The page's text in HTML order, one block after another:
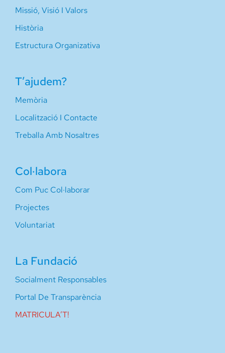
Missió, Visió I Valors
Història
Estructura Organizativa
T’ajudem?
Memòria
Localització I Contacte
Treballa Amb Nosaltres
Col·labora
Com Puc Col·laborar
Projectes
Voluntariat
La Fundació
Socialment Responsables
Portal De Transparència
MATRICULA’T!